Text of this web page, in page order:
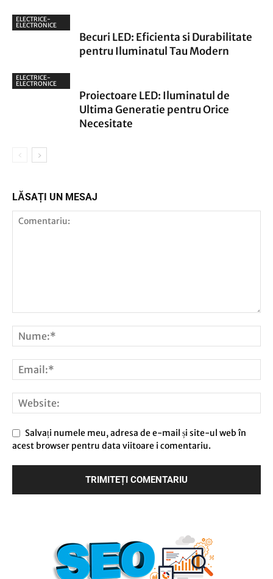
ELECTRICE-
ELECTRONICE
Becuri LED: Eficienta si Durabilitate
pentru Iluminatul Tau Modern
ELECTRICE-
ELECTRONICE
Proiectoare LED: Iluminatul de
Ultima Generatie pentru Orice
Necesitate
LĂSAȚI UN MESAJ
Salvați numele meu, adresa de e-mail și site-ul web în
acest browser pentru data viitoare i comentariu.